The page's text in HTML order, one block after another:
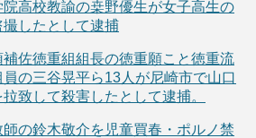
高校教諭の桒野優生が女子高生の
したとして逮捕
佐徳重組組長の徳重願こと徳重流
の三谷晃平ら13人が尼崎市で山口
致して殺害したとして逮捕。
の鈴木敬介を児童買春・ポルノ禁